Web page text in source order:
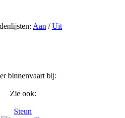
Aan /Uit
binnenvaart bij:
Zie ook:
Steun